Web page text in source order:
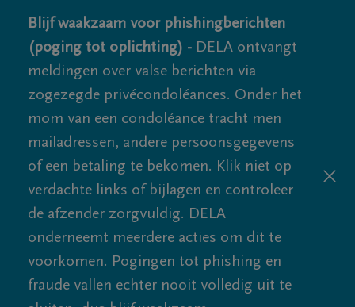
Blijf waakzaam voor phishingberichten
(poging tot oplichting) - DELA ontvangt
meldingen over valse berichten via
zogezegde privécondoléances. Onder het
mom van een condoléance tracht men
mailadressen, andere persoonsgegevens
of een betaling te bekomen. Klik niet op
verdachte links of bijlagen en controleer
de afzender zorgvuldig. DELA
onderneemt meerdere acties om dit te
voorkomen. Pogingen tot phishing en
fraude vallen echter nooit volledig uit te